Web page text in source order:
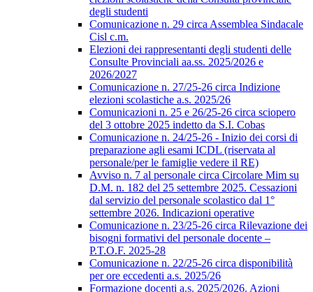
degli studenti
Comunicazione n. 29 circa Assemblea Sindacale
Cisl c.m.
Elezioni dei rappresentanti degli studenti delle
Consulte Provinciali aa.ss. 2025/2026 e
2026/2027
Comunicazione n. 27/25-26 circa Indizione
elezioni scolastiche a.s. 2025/26
Comunicazioni n. 25 e 26/25-26 circa sciopero
del 3 ottobre 2025 indetto da S.I. Cobas
Comunicazione n. 24/25-26 - Inizio dei corsi di
preparazione agli esami ICDL (riservata al
personale/per le famiglie vedere il RE)
Avviso n. 7 al personale circa Circolare Mim su
D.M. n. 182 del 25 settembre 2025. Cessazioni
dal servizio del personale scolastico dal 1°
settembre 2026. Indicazioni operative
Comunicazione n. 23/25-26 circa Rilevazione dei
bisogni formativi del personale docente –
P.T.O.F. 2025-28
Comunicazione n. 22/25-26 circa disponibilità
per ore eccedenti a.s. 2025/26
Formazione docenti a.s. 2025/2026. Azioni